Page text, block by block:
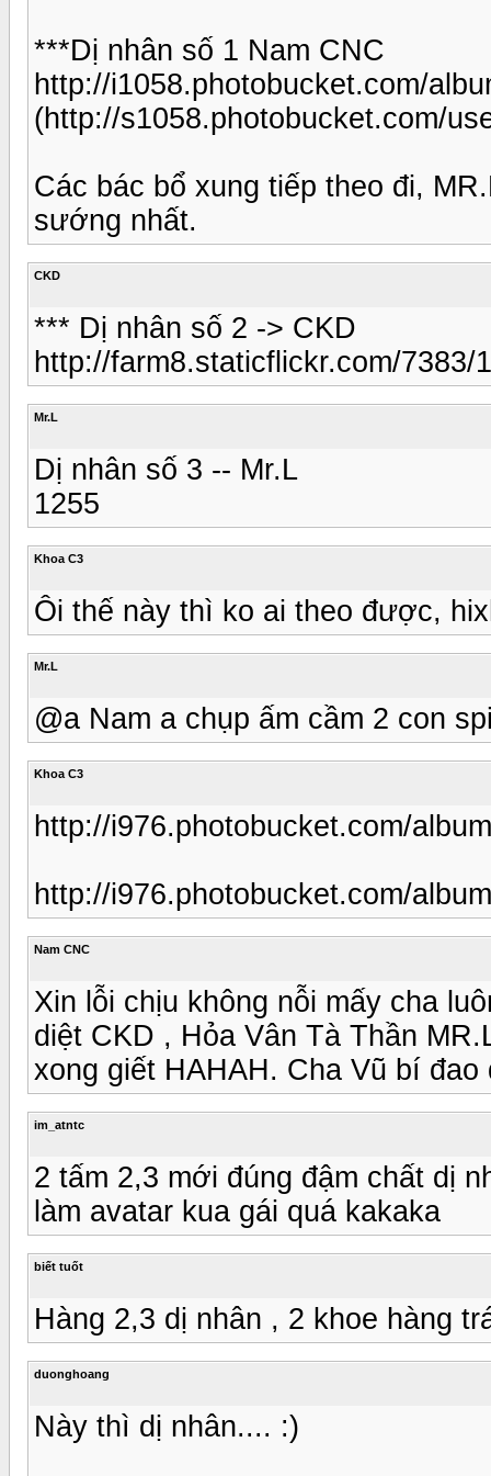
***Dị nhân số 1 Nam CNC
http://i1058.photobucket.com/
(http://s1058.photobucket.com/
Các bác bổ xung tiếp theo đi,
sướng nhất.
CKD
*** Dị nhân số 2 -> CKD
http://farm8.staticflickr.com/7383/
Mr.L
Dị nhân số 3 -- Mr.L
1255
Khoa C3
Ôi thế này thì ko ai theo được,
Mr.L
@a Nam a chụp ấm cầm 2 con
Khoa C3
http://i976.photobucket.com/
http://i976.photobucket.com/
Nam CNC
Xin lỗi chịu không nỗi mấy cha
diệt CKD , Hỏa Vân Tà Thần
xong giết HAHAH. Cha Vũ bí
im_atntc
2 tấm 2,3 mới đúng đậm chất dị
làm avatar kua gái quá kakaka
biết tuốt
Hàng 2,3 dị nhân , 2 khoe hàng
duonghoang
Này thì dị nhân.... :)